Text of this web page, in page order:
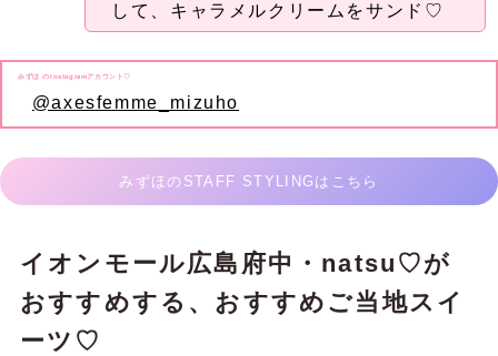
して、キャラメルクリームをサンド♡
みずほ のInstagramアカウント♡
@axesfemme_mizuho
みずほのSTAFF STYLINGはこちら
イオンモール広島府中・natsu♡が
おすすめする、おすすめご当地スイ
ーツ♡